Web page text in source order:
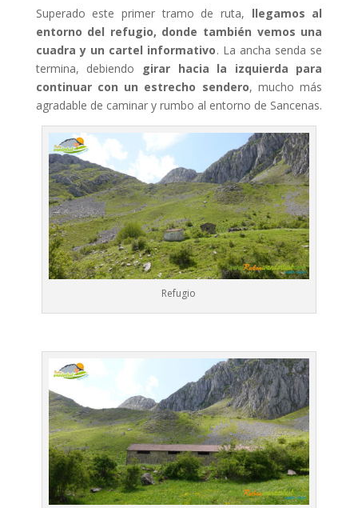
Superado este primer tramo de ruta, llegamos al
entorno del refugio, donde también vemos una
cuadra y un cartel informativo. La ancha senda se
termina, debiendo
girar hacia la izquierda para
continuar con un estrecho sendero, mucho más
agradable de caminar y rumbo al entorno de Sancenas.
Refugio